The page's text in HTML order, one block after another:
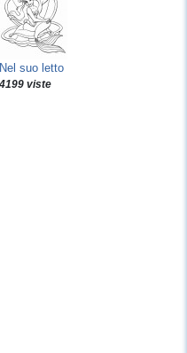
Nel suo letto
4199 viste